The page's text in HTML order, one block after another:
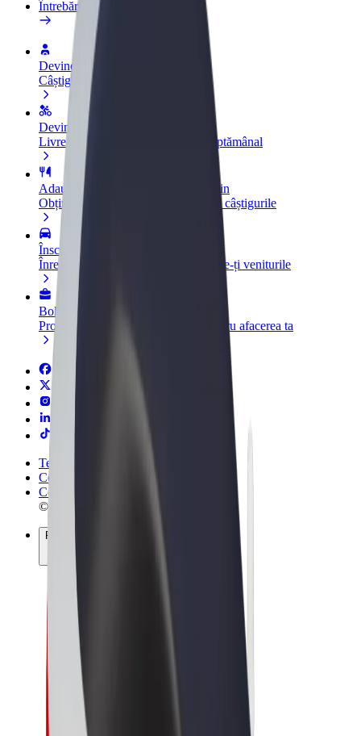
Întrebări frecvente
Devino șofer
Câștigă bani după propriile reguli
Devino curier
Livrează mâncare și câștigă bani săptămânal
Adaugă un restaurant sau un magazin
Obține mai mulți clienți și mărește-ți câștigurile
Înscrie-te ca administrator de flotă
Înregistrează-ți flota la Bolt și mărește-ți veniturile
Bolt for Business
Produse și servicii Bolt adaptate pentru afacerea ta
Termeni și Condiții
Confidențialitate
Cookie-uri
© 2026 Bolt Technology OÜ
Produse
Curse
Trotinete
Bolt Market
Bolt Food
Bolt Drive
Bolt for Business